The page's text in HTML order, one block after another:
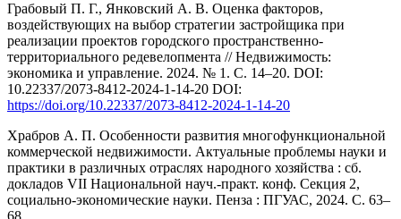
Грабовый П. Г., Янковский А. В. Оценка факторов,
воздействующих на выбор стратегии застройщика при
реализации проектов городского пространственно-
территориального редевелопмента // Недвижимость:
экономика и управление. 2024. № 1. С. 14–20. DOI:
10.22337/2073-8412-2024-1-14-20 DOI:
https://doi.org/10.22337/2073-8412-2024-1-14-20
Храбров А. П. Особенности развития многофункциональной
коммерческой недвижимости. Актуальные проблемы науки и
практики в различных отраслях народного хозяйства : сб.
докладов VII Национальной науч.-практ. конф. Секция 2,
социально-экономические науки. Пенза : ПГУАС, 2024. С. 63–